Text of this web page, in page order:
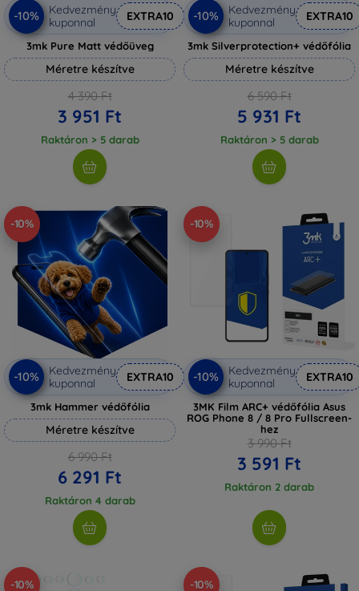
-10%
Kedvezmény
kuponnal
EXTRA10
3mk Pure Matt védőüveg
Méretre készítve
4 390 Ft
3 951 Ft
Raktáron > 5 darab
-10%
Kedvezmény
kuponnal
EXTRA10
3mk Silverprotection+ védőfólia
Méretre készítve
6 590 Ft
5 931 Ft
Raktáron > 5 darab
-10%
-10%
Kedvezmény
kuponnal
EXTRA10
3mk Hammer védőfólia
Méretre készítve
6 990 Ft
6 291 Ft
Raktáron 4 darab
-10%
-10%
Kedvezmény
kuponnal
EXTRA10
3MK Film ARC+ védőfólia Asus
ROG Phone 8 / 8 Pro Fullscreen-
hez
3 990 Ft
3 591 Ft
Raktáron 2 darab
-10% -10%